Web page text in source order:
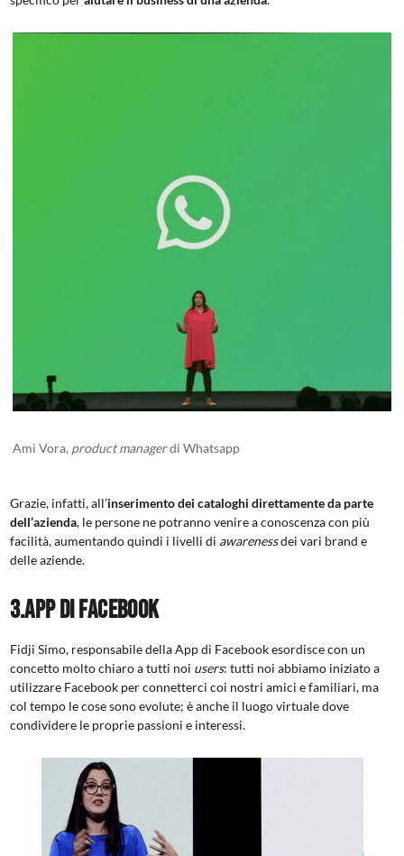
Ami Vora, product managerdi Whatsapp
Grazie, infatti, all’inserimento dei cataloghi direttamente da parte
dell’azienda, le persone ne potranno venire a conoscenza con più
facilità, aumentando quindi i livelli di awarenessdei vari brand e
delle aziende.
3.App di Facebook
Fidji Simo, responsabile della App di Facebook esordisce con un
concetto molto chiaro a tutti noi users: tutti noi abbiamo iniziato a
utilizzare Facebook per connetterci coi nostri amici e familiari, ma
col tempo le cose sono evolute; è anche il luogo virtuale dove
condividere le proprie passioni e interessi.